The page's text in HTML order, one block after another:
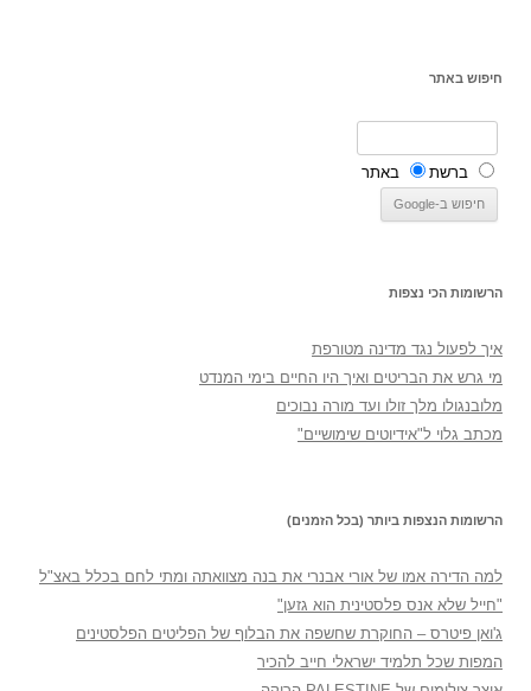
חיפוש באתר
ברשת באתר
הרשומות הכי נצפות
איך לפעול נגד מדינה מטורפת
מי גרש את הבריטים ואיך היו החיים בימי המנדט
מלובנגולו מלך זולו ועד מורה נבוכים
מכתב גלוי ל"אידיוטים שימושיים"
הרשומות הנצפות ביותר (בכל הזמנים)
למה הדירה אמו של אורי אבנרי את בנה מצוואתה ומתי לחם בכלל באצ"ל
"חייל שלא אנס פלסטינית הוא גזען"
ג'ואן פיטרס – החוקרת שחשפה את הבלוף של הפליטים הפלסטינים
המפות שכל תלמיד ישראלי חייב להכיר